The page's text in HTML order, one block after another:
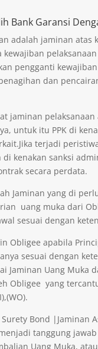
Bank Garansi
adalah jaminan
kewajiban
pengganti
dan
jaminan
untuk itu PPK di
terjadi
di kenakan sanksi
secara perdata.
Jaminan yang di
uang muka dari
sesuai dengan
Obligee apabila
sesuai dengan
Jaminan Uang Muka
Obligee yang
Surety Bond |Jaminan
tanggung
Uang Muka,